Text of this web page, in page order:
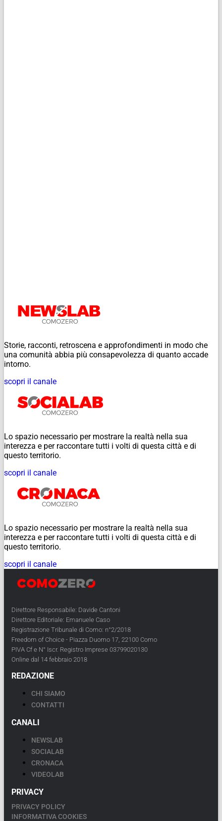
Storie, racconti, retroscena e approfondimenti in modo che
una comunità abbia più consapevolezza di quanto accade
intorno.
scopri il canale
Lo spazio necessario per mostrare la realtà nella sua
interezza e per raccontare tutti i volti di questa città e di
questo territorio.
scopri il canale
Lo spazio necessario per mostrare la realtà nella sua
interezza e per raccontare tutti i volti di questa città e di
questo territorio.
scopri il canale
Direttore Responsabile: Davide Cantoni
Direttore Editoriale: Emanuele Caso
Registrazione Tribunale di Como: n°2/2018
Freedom of Choice - Piazza Duomo 17, 22100 Como
PIVA Cf e N° Iscr. Registro Imprese 03799020130
Online dal 14 febbraio 2018
REDAZIONE
CHI SIAMO
CONTATTI
CANALI
NEWSLAB
SOCIALAB
CRONACA
VIDEOLAB
PRIVACY
PRIVACY POLICY
INFORMATIVA COOKIES